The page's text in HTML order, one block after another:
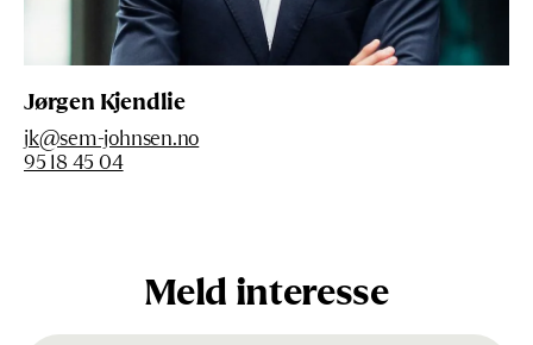
Jørgen Kjendlie
jk@sem-johnsen.no
95 18 45 04
Meld interesse